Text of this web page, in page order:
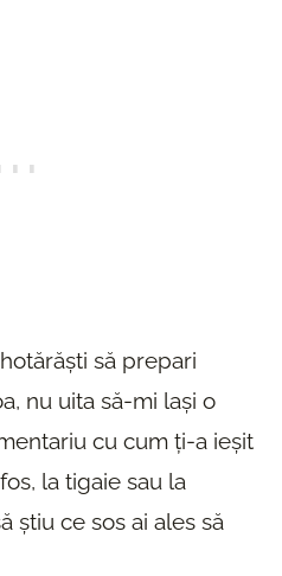
să prepari
nu uita să-mi lași o
cu cum ți-a ieșit
la tigaie sau la
știu ce sos ai ales să